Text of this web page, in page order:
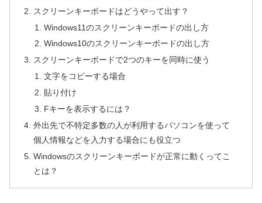
スクリーンキーボードはどうやって出す？
Windows11のスクリーンキーボードの出し方
Windows10のスクリーンキーボードの出し方
スクリーンキーボードで2つのキーを同時に使う
文字をコピーする場合
貼り付け
Fキーを表示するには？
外出先で不特定多数の人が利用するパソコンを使って
個人情報などを入力する場合にも役立つ
Windowsのスクリーンキーボードが正常に動くってこ
とは？